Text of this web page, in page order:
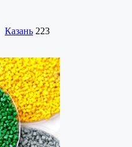
Казань 223